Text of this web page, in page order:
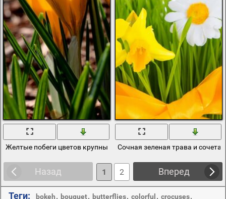
Желтые побеги цветов крупным планомСочная зеленая трава и
Назад Вперед
1 2
Теги: bokeh, bouquet, butterflies, colorful , crocuses,